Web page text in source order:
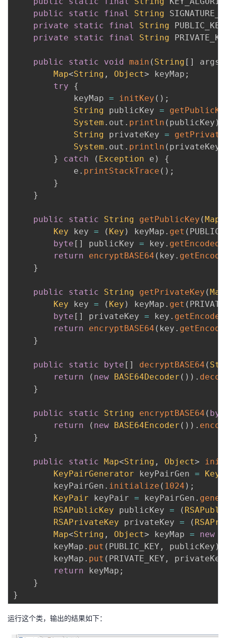
public
static final String
private
static final String
private
static final String
public static void main ( String [ ] args
Map<String , Object> keyMap ;
try
{
            keyMap
= initKey ( ) ;
String publicKey =
System . out . println ( publicKey )
String privateKey =
System . out . println ( privateKey
}
catch ( Exception e )
{
            e
. printStackTrace ( ) ;
}
}
public static String getPublicKey (Map
Key key = ( Key ) keyMap . get (
byte [ ] publicKey = key . getEncoded
return
encryptBASE64 ( key .
}
public static String getPrivateKey (Map
Key key = ( Key ) keyMap . get (
byte [ ] privateKey = key . getEncoded
return
encryptBASE64 ( key .
}
public static byte [ ] decryptBASE64 (
return
( new BASE64Decoder ( ) ) .
}
public static String encryptBASE64 (
return
( new BASE64Encoder ( ) ) .
}
public static Map<String , Object>
KeyPairGenerator keyPairGen =
        keyPairGen
. initialize ( 1024 ) ;
KeyPair keyPair = keyPairGen .
RSAPublicKey publicKey = (
RSAPrivateKey privateKey = (
Map<String , Object> keyMap = new
        keyMap
. put ( PUBLIC_KEY , publicKey )
        keyMap
. put ( PRIVATE_KEY , privateKey
return keyMap ;
}
}
运行这个类，输出的结果如下：